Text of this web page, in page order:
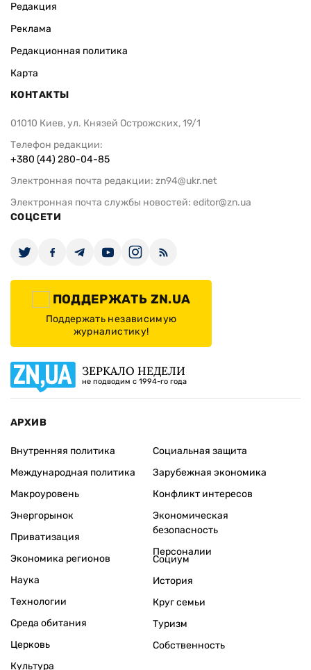
Редакция
Реклама
Редакционная политика
Карта
КОНТАКТЫ
01010 Киев, ул. Князей Острожских, 19/1
Телефон редакции:
+380 (44) 280-04-85
Электронная почта редакции: zn94@ukr.net
Электронная почта службы новостей: editor@zn.ua
СОЦСЕТИ
ПОДДЕРЖАТЬ ZN.UA
Поддержать независимую
журналистику!
ЗЕРКАЛО НЕДЕЛИ
не подводим с 1994-го года
АРХИВ
Внутренняя политика
Международная политика
Макроуровень
Энергорынок
Приватизация
Экономика регионов
Социальная защита
Зарубежная экономика
Конфликт интересов
Экономическая
безопасность
Персоналии
Наука
Технологии
Среда обитания
Церковь
Культура
Социум
История
Круг семьи
Туризм
Собственность